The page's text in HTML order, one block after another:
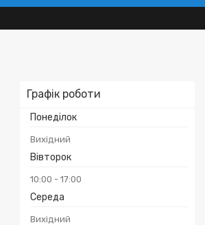
Графік роботи
Понеділок
Вихідний
Вівторок
10:00 17:00
Середа
Вихідний